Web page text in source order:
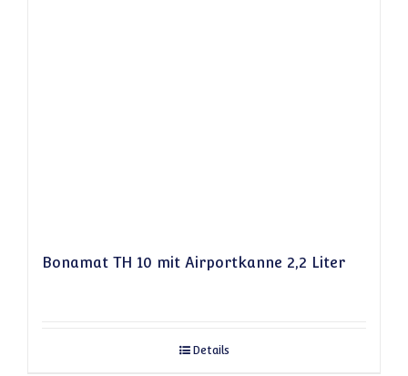
Bonamat TH 10 mit Airportkanne 2,2 Liter
Details